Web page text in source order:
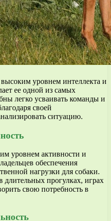
уровнем интеллекта и
ее одной из самых
легко усваивать команды и
своей
ситуацию.
уровнем активности и
обеспечения
нагрузки для собаки.
длительных прогулках, играх
свою потребность в